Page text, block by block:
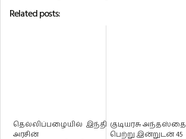
Related posts:
தெல்லிப்பழையில் இந்திய
அரசின்
குடியரசு அந்தஸ்தை
பெற்று இன்றுடன் 45